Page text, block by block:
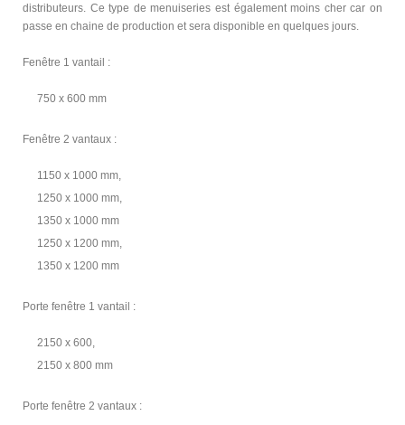
distributeurs. Ce type de menuiseries est également moins cher car on
passe en chaine de production et sera disponible en quelques jours.
Fenêtre 1 vantail :
750 x 600 mm
Fenêtre 2 vantaux :
1150 x 1000 mm,
1250 x 1000 mm,
1350 x 1000 mm
1250 x 1200 mm,
1350 x 1200 mm
Porte fenêtre 1 vantail :
2150 x 600,
2150 x 800 mm
Porte fenêtre 2 vantaux :